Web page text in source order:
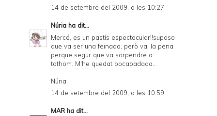
14 de setembre del 2009, a les 10:27
Núria ha dit...
Mercé, es un pastís espectacular!!suposo
que va ser una feinada, però val la pena
perque segur que va sorpendre a
tothom. M'he quedat bocabadada...
Núria
14 de setembre del 2009, a les 10:59
MAR ha dit...